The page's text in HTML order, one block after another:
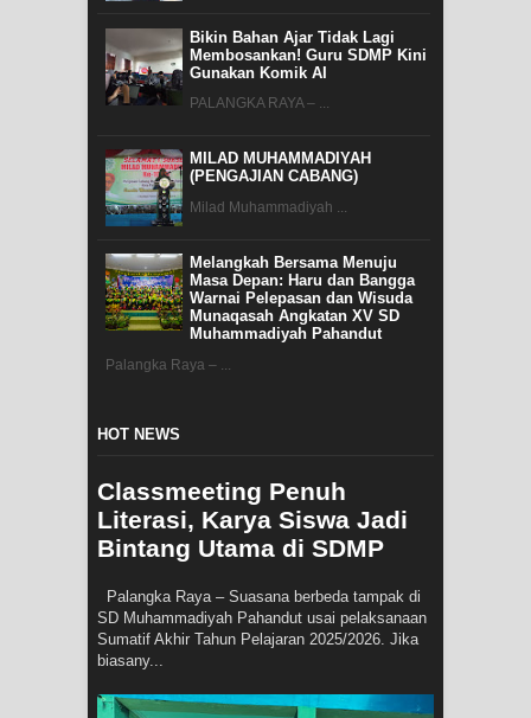
Bikin Bahan Ajar Tidak Lagi
Membosankan! Guru SDMP Kini
Gunakan Komik AI
PALANGKA RAYA – ...
MILAD MUHAMMADIYAH
(PENGAJIAN CABANG)
Milad Muhammadiyah ...
Melangkah Bersama Menuju
Masa Depan: Haru dan Bangga
Warnai Pelepasan dan Wisuda
Munaqasah Angkatan XV SD
Muhammadiyah Pahandut
Palangka Raya – ...
HOT NEWS
Classmeeting Penuh
Literasi, Karya Siswa Jadi
Bintang Utama di SDMP
Palangka Raya – Suasana berbeda tampak di
SD Muhammadiyah Pahandut usai pelaksanaan
Sumatif Akhir Tahun Pelajaran 2025/2026. Jika
biasany...